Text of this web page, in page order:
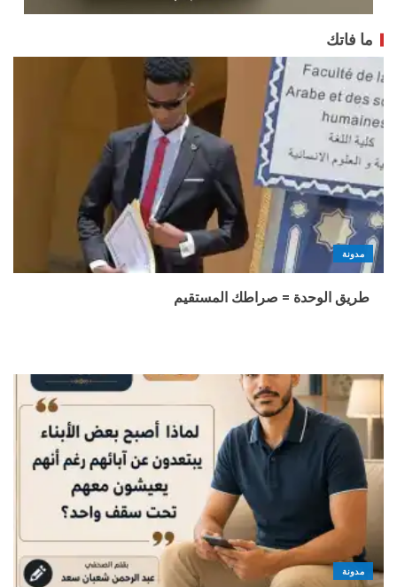
ما فاتك
مدونة
طريق الوحدة = صراطك المستقيم
مدونة